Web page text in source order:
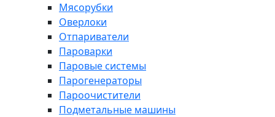
Мясорубки
Оверлоки
Отпариватели
Пароварки
Паровые системы
Парогенераторы
Пароочистители
Подметальные машины